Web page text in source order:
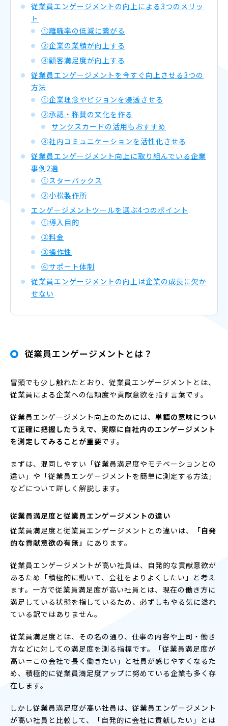
従業員エンゲージメントの向上による3つのメリッ
ト
①離職率の低減に繋がる
②企業の業績が向上する
③顧客満足度が向上する
従業員エンゲージメントを今すぐ向上させる3つの
方法
①企業理念やビジョンを浸透させる
②承認・称賛の文化を作る
サンクスカードの活用もおすすめ
③社内コミュニケーションを活性化させる
従業員エンゲージメント向上に取り組んでいる企業
事例2選
①スターバックス
②小松製作所
エンゲージメントツールを選ぶ4つのポイント
①導入目的
②料金
③操作性
④サポート体制
従業員エンゲージメントの向上は企業の成長に欠か
せない
従業員エンゲージメントとは？
冒頭でも少し触れたとおり、従業員エンゲージメントとは、
従業員による企業への信頼度や貢献意欲を指す言葉です。
従業員エンゲージメント向上のためには、 単語の意味につい
て正確に把握したうえで、実際に自社内のエンゲージメント
を測定してみることが重要です。
まずは、混同しやすい「従業員満足度やモチベーションとの
違い」や「従業員エンゲージメントを簡単に測定する方法」
などについて詳しく解説します。
従業員満足度と従業員エンゲージメントの違い
従業員満足度と従業員エンゲージメントとの違いは、
「自発
的な貢献意欲の有無」 にあります。
従業員エンゲージメントが高い社員は、自発的な貢献意欲が
あるため「積極的に動いて、会社をよりよくしたい」と考え
ます。一方で従業員満足度が高い社員とは、現在の働き方に
満足している状態を指しているため、必ずしもやる気に溢れ
ている訳ではありません。
従業員満足度とは、その名の通り、仕事の内容や上司・働き
方などに対しての満足度を測る指標です。「従業員満足度が
高い＝この会社で長く働きたい」と社員が感じやすくなるた
め、積極的に従業員満足度アップに努めている企業も多く存
在します。
しかし従業員満足度が高い社員は、従業員エンゲージメント
が高い社員と比較して、「自発的に会社に貢献したい」とは